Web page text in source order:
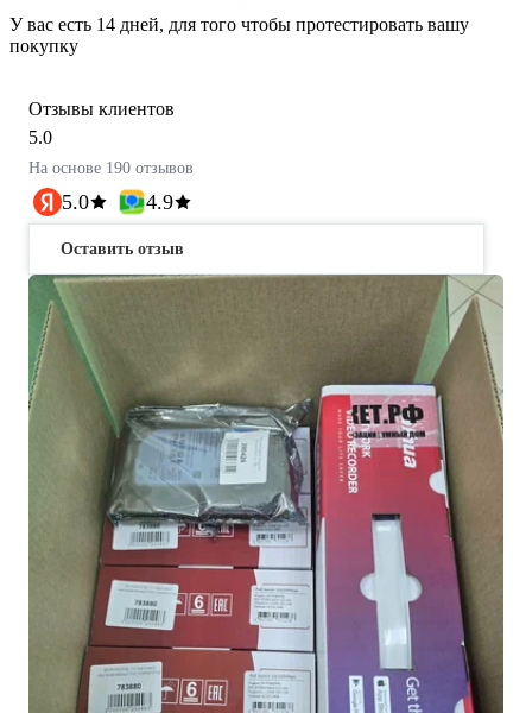
У вас есть 14 дней, для того чтобы протестировать вашу
покупку